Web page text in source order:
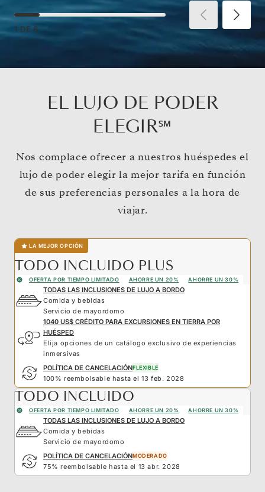
1 DE 6
EL LUJO DE PODER
ELEGIR℠
Nos complace ofrecer a nuestros huéspedes el
lujo de poder elegir la mejor tarifa en función
de sus preferencias personales a la hora de
viajar.
LA MEJOR OPCIÓN
TODO INCLUIDO PLUS
OFERTA POR TIEMPO LIMITADO AHORRE UN 20% AHORRE UN 30%
TODAS LAS INCLUSIONES DE LUJO A BORDO
Comida y bebidas
Servicio de mayordomo
1040 US$ CRÉDITO PARA EXCURSIONES EN TIERRA POR
HUÉSPED
Elija opciones de un catálogo exclusivo de experiencias
inmersivas
POLÍTICA DE CANCELACIÓNFLEXIBLE
100% reembolsable hasta el 13 feb. 2028
TODO INCLUIDO
OFERTA POR TIEMPO LIMITADO AHORRE UN 20% AHORRE UN 30%
TODAS LAS INCLUSIONES DE LUJO A BORDO
Comida y bebidas
Servicio de mayordomo
POLÍTICA DE CANCELACIÓNMODERADO
75% reembolsable hasta el 13 abr. 2028